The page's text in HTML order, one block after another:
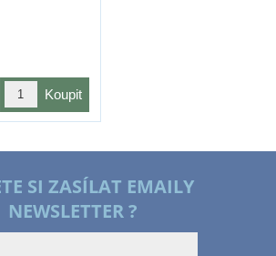
SI ZASÍLAT EMAILY
NEWSLETTER ?